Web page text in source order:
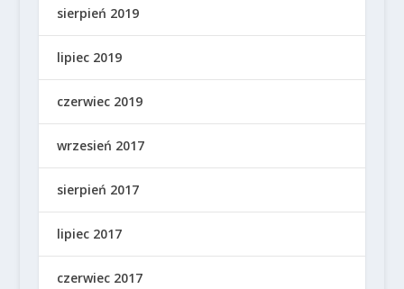
sierpień 2019
lipiec 2019
czerwiec 2019
wrzesień 2017
sierpień 2017
lipiec 2017
czerwiec 2017